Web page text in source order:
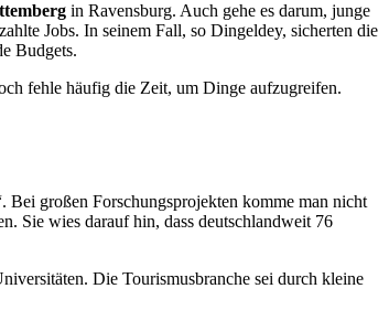
in Ravensburg. Auch gehe es darum, junge
Jobs. In seinem Fall, so Dingeldey, sicherten die
Budgets.
fehle häufig die Zeit, um Dinge aufzugreifen.
Bei großen Forschungsprojekten komme man nicht
Sie wies darauf hin, dass deutschlandweit 76
Die Tourismusbranche sei durch kleine